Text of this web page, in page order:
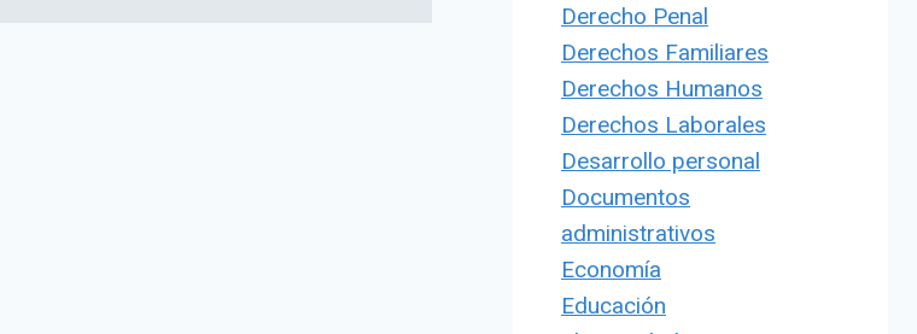
Derecho Penal
Derechos Familiares
Derechos Humanos
Derechos Laborales
Desarrollo personal
Documentos
administrativos
Economía
Educación